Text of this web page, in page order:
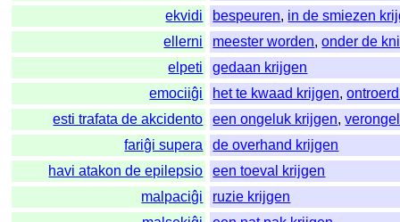
ekvidi
bespeuren, in de smiezen
ellerni
meester worden,onder de
elpeti
gedaan krijgen
emociiĝi
het te kwaad krijgen,
esti trafata de akcidento
een ongeluk krijgen,
fariĝi supera
de overhand krijgen
havi atakon de epilepsio
een toeval krijgen
malpaciĝi
ruzie krijgen